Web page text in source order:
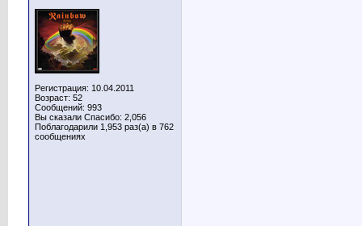
Регистрация: 10.04.2011
Возраст: 52
Сообщений: 993
Вы сказали Спасибо: 2,056
Поблагодарили 1,953 раз(а) в 762
сообщениях